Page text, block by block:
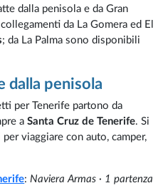
dalla penisola e da Gran
da La Gomera ed El
; da La Palma sono disponibili
dalla penisola
per Tenerife partono da
aSanta Cruz de Tenerife. Si
viaggiare con auto, camper,
:Naviera Armas · 1 partenza